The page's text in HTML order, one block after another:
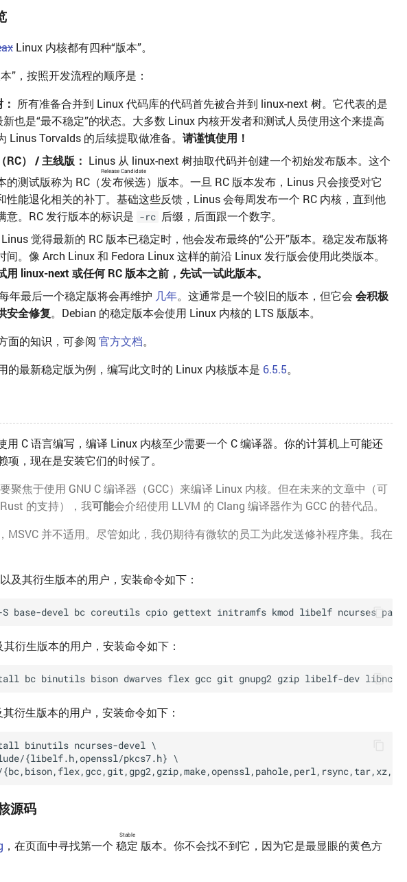
Linux 内核都有四种“版本”。
”，按照开发流程的顺序是：
所有准备合并到 Linux 代码库的代码首先被合并到 linux-next 树。它代表的是
也是“最不稳定”的状态。大多数 Linux 内核开发者和测试人员使用这个来提高
Linus Torvalds 的后续提取做准备。 请谨慎使用！
RC） / 主线版： Linus 从 linux-next 树抽取代码并创建一个初始发布版本。这个
的测试版称为 RC（发布候选
Release Candidate
）版本。一旦 RC 版本发布，Linus 只会接受对它
性能退化相关的补丁。基础这些反馈，Linus 会每周发布一个 RC 内核，直到他
意。RC 发行版本的标识是 -rc 后缀，后面跟一个数字。
觉得最新的 RC 版本已稳定时，他会发布最终的“公开”版本。稳定发布版将
间。像 Arch Linux 和 Fedora Linux 这样的前沿 Linux 发行版会使用此类版本。
用 linux-next 或任何 RC 版本之前，先试一试此版本。
年最后一个稳定版将会再维护 几年。这通常是一个较旧的版本，但它会 会积极
安全修复。Debian 的稳定版本会使用 Linux 内核的 LTS 版版本。
面的知识，可参阅 官方文档。
的最新稳定版为例，编写此文时的 Linux 内核版本是 6.5.5。
用 C 语言编写，编译 Linux 内核至少需要一个 C 编译器。你的计算机上可能还
项，现在是安装它们的时候了。
聚焦于使用 GNU C 编译器（GCC）来编译 Linux 内核。但在未来的文章中（可
的支持），我可能会介绍使用 LLVM 的 Clang 编译器作为 GCC 的替代品。
MSVC 并不适用。尽管如此，我仍期待有微软的员工为此发送修补程序集。我在
及其衍生版本的用户，安装命令如下：
衍生版本的用户，安装命令如下：
衍生版本的用户，安装命令如下：
源码
，在页面中寻找第一个 稳定
Stable
版本。你不会找不到它，因为它是最显眼的黄色方